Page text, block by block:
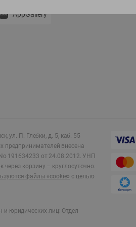
AppGallery
ул. П. Глебки, д. 5, каб. 55
предпринимателей внесена
191634233 от 24.08.2012. УНП
корзину – круглосуточно.
файлы «cookie» с целью
и юридических лиц: Отдел